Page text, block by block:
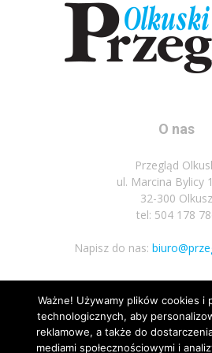
O nas
Przegląd
ul. Marcina Bylicy
32-300 Olkusz
tel: 504 178
Napisz do nas:
Podążaj za
Ważne! Używamy plików cookies i
technologicznych, aby
reklamowe, a także do
mediami społecznościowymi i